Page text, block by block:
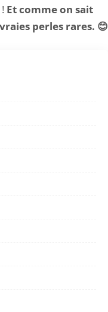
Et comme on sait
perles rares. 😊